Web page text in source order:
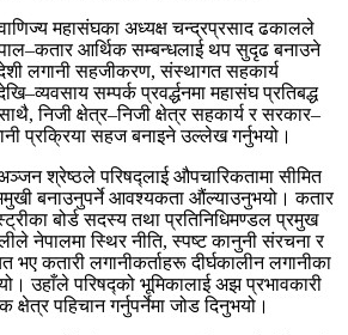
महासंघका अध्यक्ष चन्द्रप्रसाद ढकालले
आर्थिक सम्बन्धलाई थप सुदृढ बनाउने
लगानी सहजीकरण, संस्थागत सहकार्य
सम्पर्क प्रवर्द्धनमा महासंघ प्रतिबद्ध
निजी क्षेत्र–निजी क्षेत्र सहकार्य र सरकार–
प्रक्रिया सहज बनाइने उल्लेख गर्नुभयो।
श्रेष्ठले परिषद्लाई औपचारिकतामा सीमित
बनाउनुपर्ने आवश्यकता औंल्याउनुभयो। कतार
बोर्ड सदस्य तथा प्रतिनिधिमण्डल प्रमुख
नेपालमा स्थिर नीति, स्पष्ट कानुनी संरचना र
कतारी लगानीकर्ताहरू दीर्घकालीन लगानीका
उहाँले परिषद्को भूमिकालाई अझ प्रभावकारी
पहिचान गर्नुपर्नेमा जोड दिनुभयो।